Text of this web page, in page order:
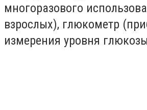
многоразового
взрослых), глюкометр
измерения уровня